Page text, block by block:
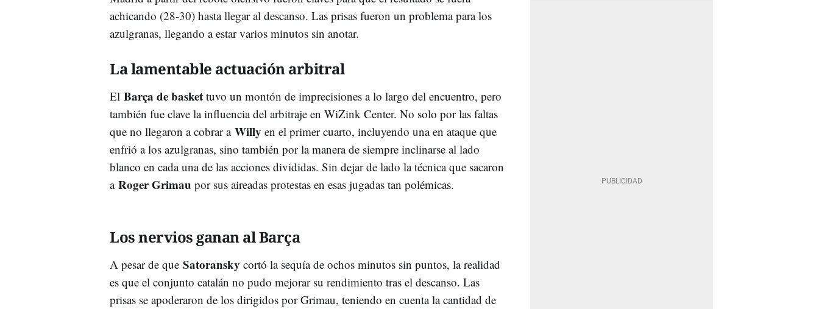
achicando (28-30) hasta llegar al descanso. Las prisas fueron un problema para los
azulgranas, llegando a estar varios minutos sin anotar.
La lamentable actuación arbitral
El Barça de basket tuvo un montón de imprecisiones a lo largo del encuentro, pero
también fue clave la influencia del arbitraje en WiZink Center. No solo por las faltas
que no llegaron a cobrar a Willy en el primer cuarto, incluyendo una en ataque que
enfrió a los azulgranas, sino también por la manera de siempre inclinarse al lado
blanco en cada una de las acciones divididas. Sin dejar de lado la técnica que sacaron
a Roger Grimau por sus aireadas protestas en esas jugadas tan polémicas.
Los nervios ganan al Barça
A pesar de que Satoransky cortó la sequía de ochos minutos sin puntos, la realidad
es que el conjunto catalán no pudo mejorar su rendimiento tras el descanso. Las
prisas se apoderaron de los dirigidos por Grimau, teniendo en cuenta la cantidad de